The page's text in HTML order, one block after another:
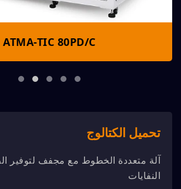
ATMA-TIC 80PD/C
تحميل الكتالوج
آلة متعددة الخطوط مع مجفف لتوفير
النفايات